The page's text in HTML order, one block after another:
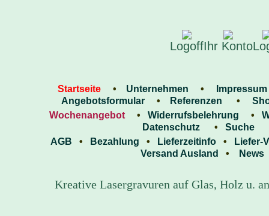
LogoffIhr Konto
Startseite • Unternehmen •
Angebotsformular
• Referenzen •
Wochenangebot
• Widerrufsbelehrung •
Datenschutz
•
Suche
AGB
• Bezahlung • Lieferzeitinfo •
Liefer-
Versand Ausland
• News
Kreative Lasergravuren auf Glas, Holz u.